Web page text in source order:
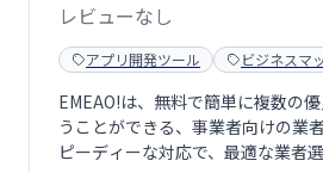
レビューなし
アプリ開発ツール ビジネスマ
EMEAO!は、無料で簡単に複数の
うことができる、事業者向けの業
ピーディーな対応で、最適な業者